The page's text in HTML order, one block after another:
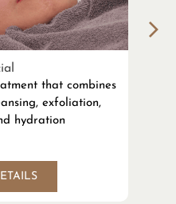
that combines
exfoliation,
hydration